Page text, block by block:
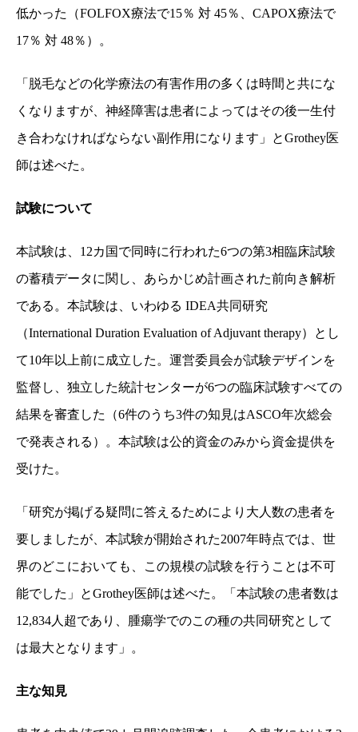
低かった（FOLFOX療法で15％ 対 45％、 CAPOX療法で
17％ 対 48％）。
「脱毛などの化学療法の有害作用の多くは時間と共にな
くなりますが、神経障害は患者によってはその後一生付
き合わなければならない副作用になります」とGrothey医
師は述べた。
試験について
本試験は、 12カ国で同時に行われた6つの第3相臨床試験
の蓄積データに関し、あらかじめ計画された前向き解析
である。本試験は、いわゆる IDEA共同研究
（International Duration Evaluation of Adjuvant therapy）とし
て10年以上前に成立した。運営委員会が試験デザインを
監督し、独立した統計センターが6つの臨床試験すべての
結果を審査した（6件のうち3件の知見はASCO年次総会
で発表される）。本試験は公的資金のみから資金提供を
受けた。
「研究が掲げる疑問に答えるためにより大人数の患者を
要しましたが、本試験が開始された2007年時点では、世
界のどこにおいても、この規模の試験を行うことは不可
能でした」とGrothey医師は述べた。「本試験の患者数は
12,834人超であり、腫瘍学でのこの種の共同研究として
は最大となります」。
主な知見